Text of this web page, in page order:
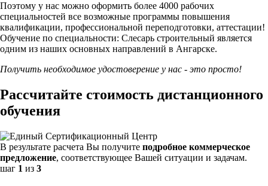
Поэтому у нас можно оформить более 4000 рабочих
специальностей все возможные программы повышения
квалификации, профессиональной переподготовки, аттестации!
Обучение по специальности: Слесарь строительный является
одним из наших основных направлений в Ангарске.
Получить необходимое удостоверение у нас - это просто!
Рассчитайте стоимость дистанционного
обучения
В результате расчета Вы получите подробное коммерческое
предложение, соответствующее Вашей ситуации и задачам.
шаг 1 из 3